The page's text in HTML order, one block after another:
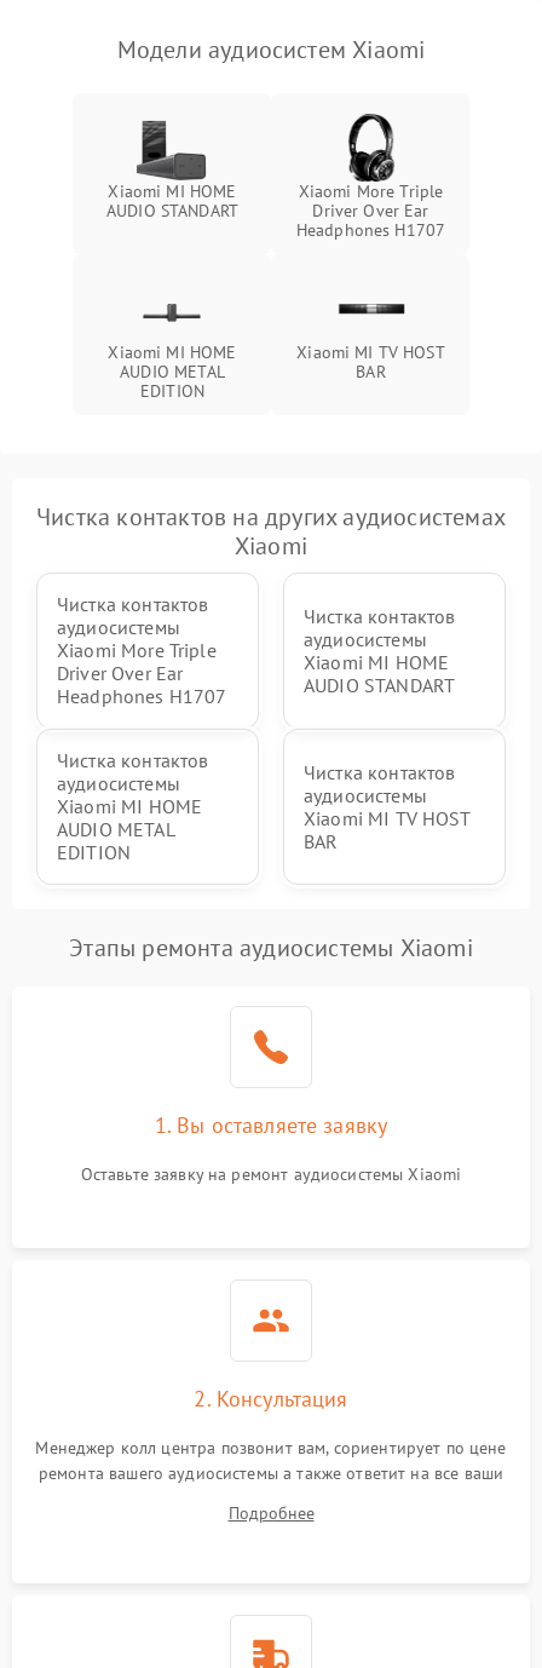
Модели аудиосистем Xiaomi
Xiaomi MI HOME
AUDIO STANDART
Xiaomi More Triple
Driver Over Ear
Headphones H1707
Xiaomi MI HOME
AUDIO METAL
EDITION
Xiaomi MI TV HOST
BAR
Чистка контактов на других аудиосистемах
Xiaomi
Чистка контактов
аудиосистемы
Xiaomi More Triple
Driver Over Ear
Headphones H1707
Чистка контактов
аудиосистемы
Xiaomi MI HOME
AUDIO STANDART
Чистка контактов
аудиосистемы
Xiaomi MI HOME
AUDIO METAL
EDITION
Чистка контактов
аудиосистемы
Xiaomi MI TV HOST
BAR
Этапы ремонта аудиосистемы Xiaomi
1. Вы оставляете заявку
Оставьте заявку на ремонт аудиосистемы Xiaomi
2. Консультация
Менеджер колл центра позвонит вам, сориентирует по цене
ремонта вашего аудиосистемы а также ответит на все ваши
Подробнее